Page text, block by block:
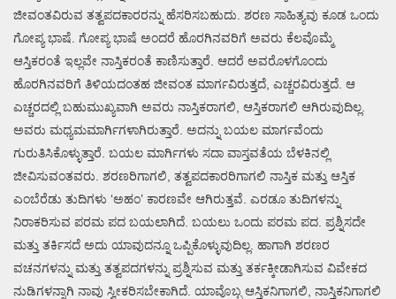
ಜೀವಂತವಿರುವ ತತ್ವಪದಕಾರರನ್ನು ಹೆಸರಿಸಬಹುದು. ಶರಣ ಸಾಹಿತ್ಯವು ಕೂಡ ಒಂದು
ಗೋಪ್ಯ ಭಾಷೆ. ಗೋಪ್ಯ ಭಾಷೆ ಅಂದರೆ ಹೊರಗಿನವರಿಗೆ ಅವರು ಕೆಲವೊಮ್ಮೆ
ಆಸ್ತಿಕರಂತೆ ಇಲ್ಲವೇ ನಾಸ್ತಿಕರಂತೆ ಕಾಣಿಸುತ್ತಾರೆ. ಆದರೆ ಅವರೊಳಗೊಂದು
ಹೊರಗಿನವರಿಗೆ ತಿಳಿಯದಂತಹ ಜೀವಂತ ಮಾರ್ಗವಿರುತ್ತದೆ, ಎಚ್ಚರವಿರುತ್ತದೆ. ಆ
ಎಚ್ಚರದಲ್ಲಿ ಬಹುಮುಖ್ಯವಾಗಿ ಅವರು ನಾಸ್ತಿಕರಾಗಲಿ, ಆಸ್ತಿಕರಾಗಲಿ ಆಗಿರುವುದಿಲ್ಲ.
ಅವರು ಮಧ್ಯಮಮಾರ್ಗಿಗಳಾಗಿರುತ್ತಾರೆ. ಅದನ್ನು ಬಯಲ ಮಾರ್ಗವೆಂದು
ಗುರುತಿಸಿಕೊಳ್ಳುತ್ತಾರೆ. ಬಯಲ ಮಾರ್ಗಿಗಳು ಸದಾ ವಾಸ್ತವತೆಯ ಬೆಳಕಿನಲ್ಲಿ
ಜೀವಿಸುವಂತವರು. ಶರಣರಿಗಾಗಲಿ, ತತ್ವಪದಕಾರರಿಗಾಗಲಿ ನಾಸ್ತಿಕ ಮತ್ತು ಆಸ್ತಿಕ
ಎಂಬೆರೆಡು ತುದಿಗಳು ‘ಅಹಂ’ ಕಾರಣವೇ ಆಗಿರುತ್ತವೆ. ಎರಡೂ ತುದಿಗಳನ್ನು
ನಿರಾಕರಿಸುವ ಪರಮ ಪದ ಬಯಲಾಗಿದೆ. ಬಯಲು ಒಂದು ಪರಮ ಪದ. ಪ್ರಶ್ನಿಸದೇ
ಮತ್ತು ತರ್ಕಿಸದೆ ಅದು ಯಾವುದನ್ನೂ ಒಪ್ಪಿಕೊಳ್ಳುವುದಿಲ್ಲ. ಹಾಗಾಗಿ ಶರಣರ
ವಚನಗಳನ್ನು ಮತ್ತು ತತ್ವಪದಗಳನ್ನು ಪ್ರಶ್ನಿಸುವ ಮತ್ತು ತರ್ಕಕ್ಕೀಡಾಗಿಸುವ ವಿವೇಕದ
ನುಡಿಗಳನ್ನಾಗಿ ನಾವು ಸ್ವೀಕರಿಸಬೇಕಾಗಿದೆ. ಯಾವೊಬ್ಬ ಆಸ್ತಿಕನಿಗಾಗಲಿ, ನಾಸ್ತಿಕನಿಗಾಗಲಿ